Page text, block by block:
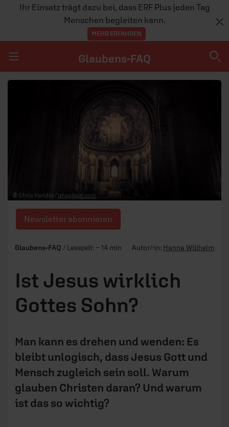
Ihr Einsatz trägt dazu bei, dass ERF Plus jeden Tag
Menschen begleiten kann.
MEHR ERFAHREN
Navigation überspringen
Glaubens-FAQ
© Chris Karidis / unsplash.com
Newsletter abonnieren
Glaubens-FAQ / Lesezeit: ~ 14 min Autor/-in: Hanna Willhelm
Ist Jesus wirklich
Gottes Sohn?
Man kann es drehen und wenden: Es
bleibt unlogisch, dass Jesus Gott und
Mensch zugleich sein soll. Warum
glauben Christen daran? Und warum
ist das so wichtig?